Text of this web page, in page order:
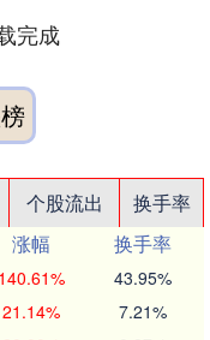
完成
个股流出
换手率
涨幅
换手率
140.61% 43.95%
21.14% 7.21%